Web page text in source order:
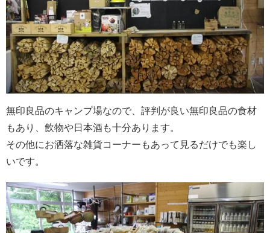
無印良品のキャンプ場なので、評判が良い無印良品の食材
もあり、飲物や日本酒も十分あります。
その他にお洒落な雑貨コーナーもあって見るだけでも楽し
いです。